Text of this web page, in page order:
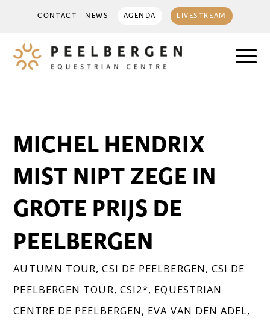
CONTACT NEWS AGENDA LIVESTREAM
MICHEL HENDRIX
MIST NIPT ZEGE IN
GROTE PRIJS DE
PEELBERGEN
AUTUMN TOUR,CSI DE PEELBERGEN,CSI DE
PEELBERGEN TOUR, CSI2*, EQUESTRIAN
CENTRE DE PEELBERGEN, EVA VAN DEN ADEL,